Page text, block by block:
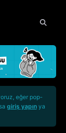
eğer pop-
giriş yapınya